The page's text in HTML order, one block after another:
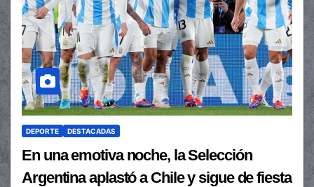
DEPORTE DESTACADAS
En una emotiva noche, la Selección
Argentina aplastó a Chile y sigue de fiesta